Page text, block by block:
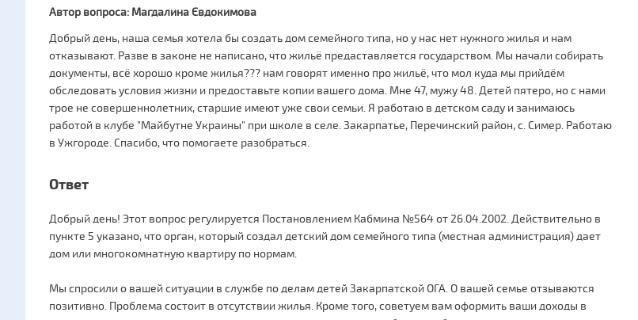
Автор вопроса: Магдалина Євдокимова
Добрый день, наша семья хотела бы создать дом семейного типа, но у нас нет нужного жилья и нам
отказывают. Разве в законе не написано, что жильё предаставляется государством. Мы начали собирать
документы, всё хорошо кроме жилья??? нам говорят именно про жильё, что мол куда мы прийдём
обследовать условия жизни и предоставьте копии вашего дома. Мне 47, мужу 48. Детей пятеро, но с нами
трое не совершеннолетних, старшие имеют уже свои семьи. Я работаю в детском саду и занимаюсь
работой в клубе "Майбутне Украины" при школе в селе. Закарпатье, Перечинский район, с. Симер. Работаю
в Ужгороде. Спасибо, что помогаете разобраться.
Ответ
Добрый день! Этот вопрос регулируется Постановлением Кабмина №564 от 26.04.2002. Действительно в
пункте 5 указано, что орган, который создал детский дом семейного типа (местная администрация) дает
дом или многокомнатную квартиру по нормам.
Мы спросили о вашей ситуации в службе по делам детей Закарпатской ОГА. О вашей семье отзываются
позитивно. Проблема состоит в отсутствии жилья. Кроме того, советуем вам оформить ваши доходы в